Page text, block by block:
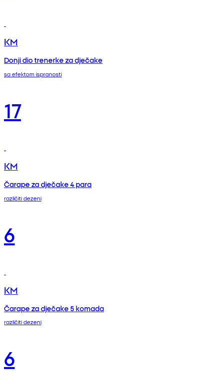
KM
Donji dio trenerke za dječake
sa efektom ispranosti
17
KM
Čarape za dječake 4 para
različiti dezeni
6
KM
Čarape za dječake 5 komada
različiti dezeni
6